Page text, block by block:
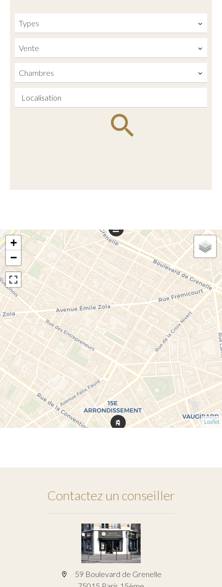
Types
Vente
Chambres
Localisation
+
−
Leaflet
Contactez un conseiller
59 Boulevard de Grenelle